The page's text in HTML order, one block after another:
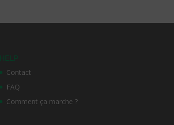
HELP
Contact
FAQ
Comment ça marche ?